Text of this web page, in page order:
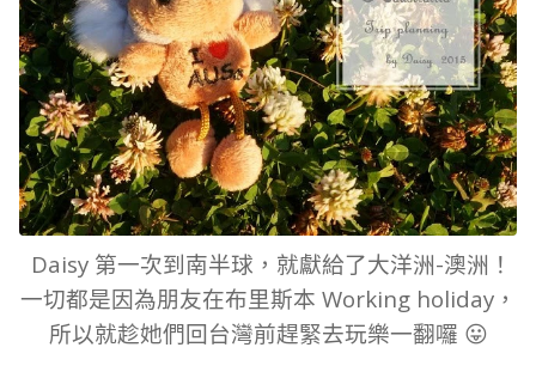
Daisy 第一次到南半球，就獻給了大洋洲-澳洲！
一切都是因為朋友在布里斯本 Working holiday，
所以就趁她們回台灣前趕緊去玩樂一翻囉 😛